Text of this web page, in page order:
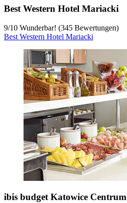
Best Western Hotel Mariacki
9/10 Wunderbar! (345 Bewertungen)
Best Western Hotel Mariacki
ibis budget Katowice Centrum